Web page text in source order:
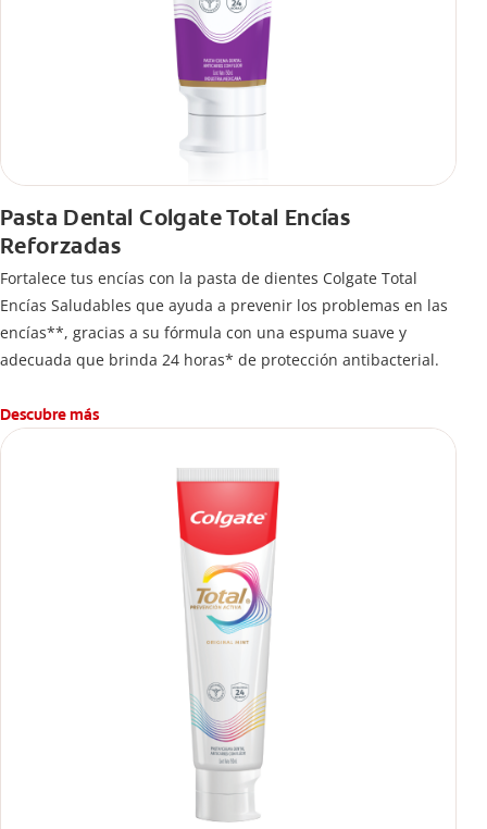
Pasta Dental Colgate Total Encías
Reforzadas
Fortalece tus encías con la pasta de dientes Colgate Total
Encías Saludables que ayuda a prevenir los problemas en las
encías**, gracias a su fórmula con una espuma suave y
adecuada que brinda 24 horas* de protección antibacterial.
Descubre más